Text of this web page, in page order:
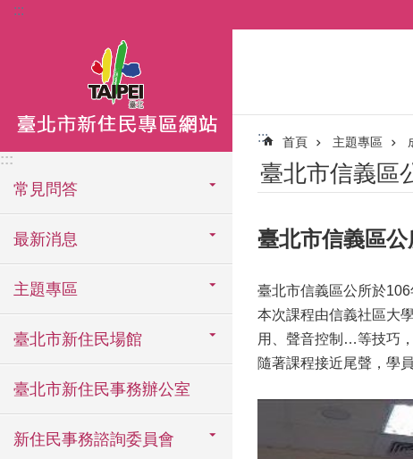
跳到主要內容區塊
:::
:::
常見問答
最新消息
主題專區
臺北市新住民場館
臺北市新住民事務辦公室
新住民事務諮詢委員會
::: 首頁 主題專區
臺北市信義區
臺北市信義區
臺北市信義區公所於
本次課程由信義社區大
用、聲音控制…等技巧
隨著課程接近尾聲，學